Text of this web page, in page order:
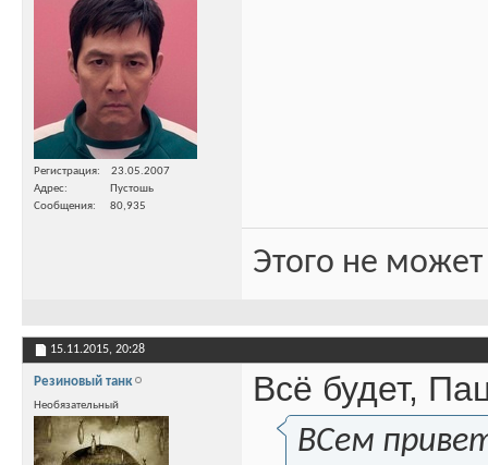
Регистрация
23.05.2007
Адрес
Пустошь
Сообщения
80,935
Этого не
15.11.2015, 20:28
Резиновый танк
Необязательный Всё будет,
ВСем